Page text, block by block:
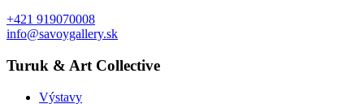
+421 919070008
info@savoygallery.sk
Turuk & Art Collective
Výstavy